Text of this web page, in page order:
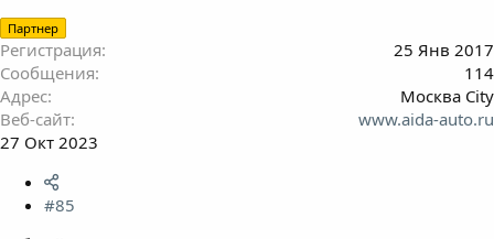
Партнер
Регистрация
25 Янв 2017
Сообщения
114
Адрес
Москва City
Веб-сайт
www.aida-auto.ru
27 Окт 2023
#85